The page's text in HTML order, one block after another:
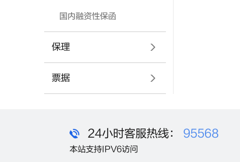
国内融资性保函
保理
票据
24小时客服热线： 95568
本站支持IPV6访问